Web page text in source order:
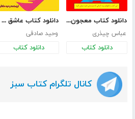
دانلود کتاب معجون ارتباطات
عباس چیذری
دانلود کتاب
دانلود کتاب عاشق خودت باش و خودت را دوست بدار
وحید صادقی
دانلود کتاب
کانال تلگرام کتاب سبز